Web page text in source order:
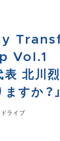
Vol.1
表 北川
すか？
ライブ